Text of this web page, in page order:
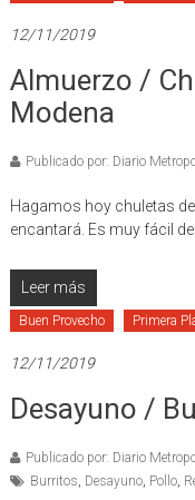
12/11/2019
Almuerzo /
Modena
Publicado por: Diario
Hagamos hoy chuletas
encantará. Es muy fácil
Leer más
Buen Provecho Primera
12/11/2019
Desayuno /
Publicado por: Diario
Burritos, Desayuno, Pollo,